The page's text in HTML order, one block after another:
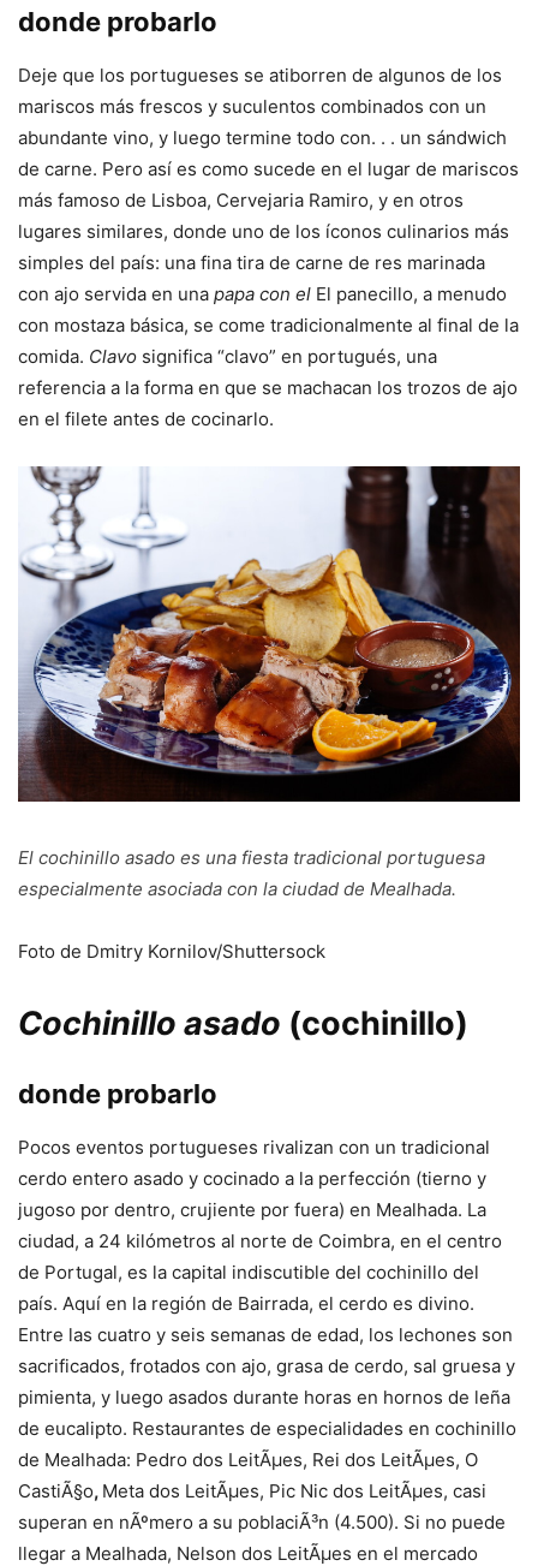
donde probarlo
Deje que los portugueses se atiborren de algunos de los
mariscos más frescos y suculentos combinados con un
abundante vino, y luego termine todo con. . . un sándwich
de carne. Pero así es como sucede en el lugar de mariscos
más famoso de Lisboa, Cervejaria Ramiro, y en otros
lugares similares, donde uno de los íconos culinarios más
simples del país: una fina tira de carne de res marinada
con ajo servida en una papa con el El panecillo, a menudo
con mostaza básica, se come tradicionalmente al final de la
comida. Clavo significa “clavo” en portugués, una
referencia a la forma en que se machacan los trozos de ajo
en el filete antes de cocinarlo.
El cochinillo asado es una fiesta tradicional portuguesa
especialmente asociada con la ciudad de Mealhada.
Foto de Dmitry Kornilov/Shuttersock
Cochinillo asado (cochinillo)
donde probarlo
Pocos eventos portugueses rivalizan con un tradicional
cerdo entero asado y cocinado a la perfección (tierno y
jugoso por dentro, crujiente por fuera) en Mealhada. La
ciudad, a 24 kilómetros al norte de Coimbra, en el centro
de Portugal, es la capital indiscutible del cochinillo del
país. Aquí en la región de Bairrada, el cerdo es divino.
Entre las cuatro y seis semanas de edad, los lechones son
sacrificados, frotados con ajo, grasa de cerdo, sal gruesa y
pimienta, y luego asados ​​durante horas en hornos de leña
de eucalipto. Restaurantes de especialidades en cochinillo
de Mealhada: Pedro dos LeitÃμes, Rei dos LeitÃμes, O
CastiÃ§o, Meta dos LeitÃμes, Pic Nic dos LeitÃμes, casi
superan en nÃºmero a su poblaciÃ³n (4.500). Si no puede
llegar a Mealhada, Nelson dos LeitÃμes en el mercado